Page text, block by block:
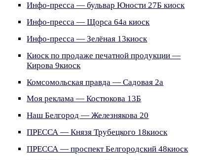
Инфо-пресса — бульвар Юности 27Б киоск
Инфо-пресса — Щорса 64а киоск
Инфо-пресса — Зелёная 13киоск
Киоск по продаже печатной продукции —
Кирова 9киоск
Комсомольская правда — Садовая 2а
Моя реклама — Костюкова 13Б
Наш Белгород — Железнякова 20
ПРЕССА — Князя Трубецкого 18киоск
ПРЕССА — проспект Белгородский 48киоск